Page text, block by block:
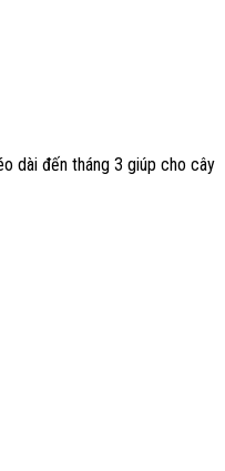
dài đến tháng 3 giúp cho cây